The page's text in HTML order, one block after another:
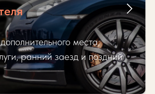
места,
ранний заезд и поздний